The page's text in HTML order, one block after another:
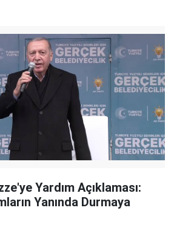
Yardım Açıklaması:
Yanında Durmaya